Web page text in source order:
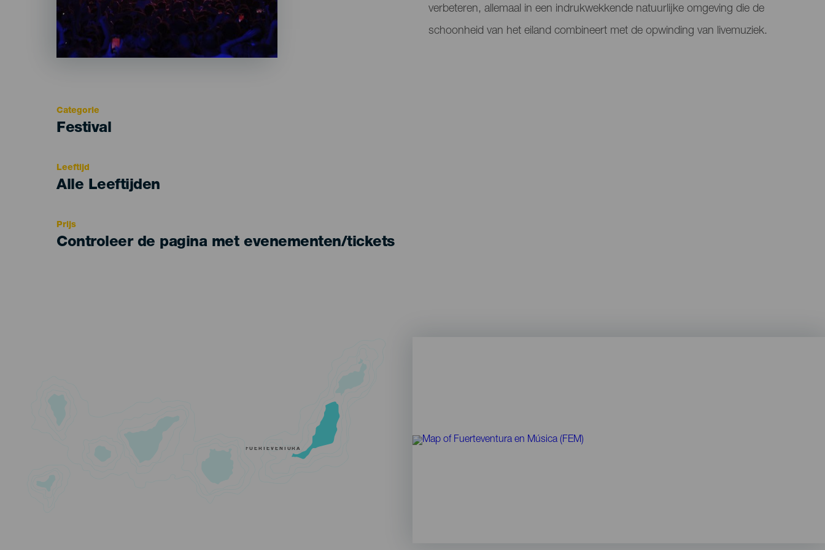
verbeteren, allemaal in een indrukwekkende natuurlijke omgeving die de
schoonheid van het eiland combineert met de opwinding van livemuziek.
Categorie
Categoría
Festival
Leeftijd
Edad
Alle Leeftijden
Prijs
Controleer de pagina met evenementen/tickets
FUERTEVENTURA